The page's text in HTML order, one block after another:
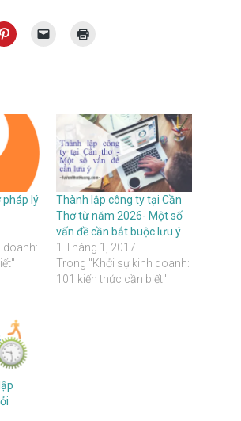
pháp lý
doanh:
Thành lập công ty tại Cần
Thơ từ năm 2026- Một số
vấn đề cần bắt buộc lưu ý
1 Tháng 1, 2017
Trong "Khởi sự kinh doanh:
101 kiến thức cần biết"